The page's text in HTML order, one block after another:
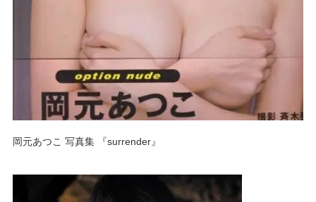
岡元あつこ 写真集 『surrender』